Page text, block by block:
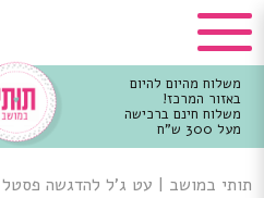
משלוח מהיום להיום
באזור המרכז!
משלוח חינם ברכישה
מעל 300 ש"ח
מרכזי
תותי במושב | עט ג’ל להדגשה פסטל